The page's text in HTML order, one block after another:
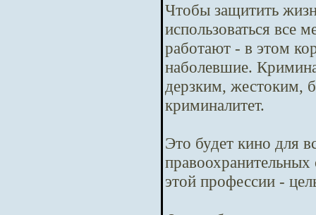
Чтобы защитить
использоваться все
работают - в этом
наболевшие.
дерзким, жестоким,
криминалитет.
Это будет кино для
этой профессии -